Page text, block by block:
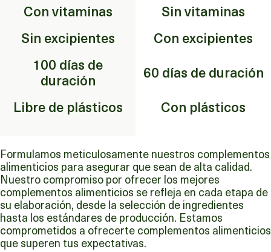
Con vitaminas
Sin vitaminas
Sin excipientes
Con excipientes
100 días de
duración
60 días de duración
Libre de plásticos
Con plásticos
Formulamos meticulosamente nuestros complementos
alimenticios para asegurar que sean de alta calidad.
Nuestro compromiso por ofrecer los mejores
complementos alimenticios se refleja en cada etapa de
su elaboración, desde la selección de ingredientes
hasta los estándares de producción. Estamos
comprometidos a ofrecerte complementos alimenticios
que superen tus expectativas.